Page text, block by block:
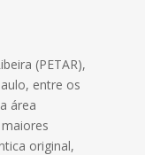
(PETAR),
entre os
área
original,